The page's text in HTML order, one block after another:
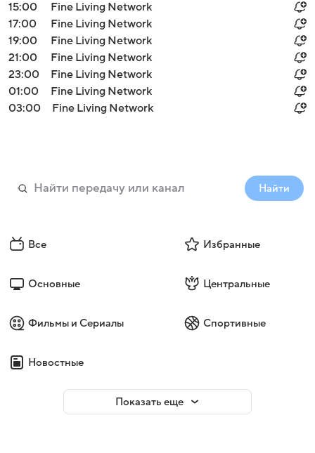
15:00
Fine Living Network
17:00
Fine Living Network
19:00
Fine Living Network
21:00
Fine Living Network
23:00
Fine Living Network
01:00
Fine Living Network
03:00
Fine Living Network
Найти
Все Избранные
Основные Центральные
Фильмы и Сериалы Спортивные
Новостные
Показать еще